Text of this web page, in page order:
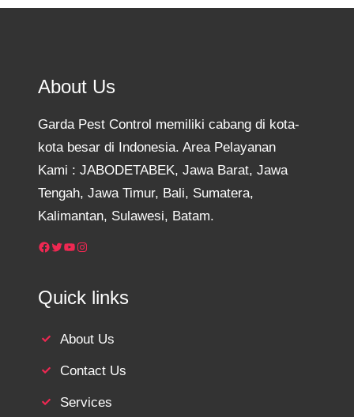
About Us
Garda Pest Control memiliki cabang di kota-
kota besar di Indonesia. Area Pelayanan
Kami : JABODETABEK, Jawa Barat, Jawa
Tengah, Jawa Timur, Bali, Sumatera,
Kalimantan, Sulawesi, Batam.
Facebook Twitter YouTube Instagram
Quick links
About Us
Contact Us
Services